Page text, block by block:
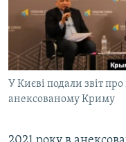
ВІДЕОУРОКИ «ELIFBE»
СВІДЧЕННЯ ОКУПАЦІЇ
УКРАЇНСЬКА ПРОБЛЕМА
ІНФОГРАФІКА
Русский
Qırımtatar
ДОЛУЧАЙСЯ!
У Києві подали звіт
анексованому Криму